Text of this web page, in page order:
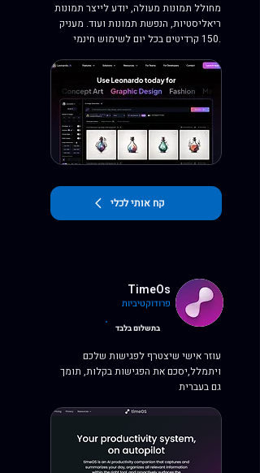
מחולל תמונות מעולה, יודע לייצר תמונות
ריאליסטיות, הנפשת תמונות ועוד. מעניק
150 קרדיטים בכל יום לשימוש חינמי.
קח אותי לכלי
TimeOs
פרודוקטיביות
בתשלום בלבד
עוזר אישי שיצטרף לפגישות שלכם
ויתמלל,יסכם את הפגישות בקלות, תומך
גם בעברית